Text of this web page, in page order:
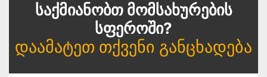
Საქმიანობთ Მომსახურების
Სფეროში?
Დაამატეთ Თქვენი Განცხადება